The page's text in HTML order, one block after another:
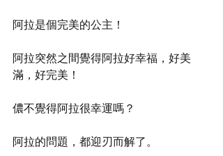
阿拉是個完美的公主！
阿拉突然之間覺得阿拉好幸福，好美
滿，好完美！
儂不覺得阿拉很幸運嗎？
阿拉的問題，都迎刃而解了。